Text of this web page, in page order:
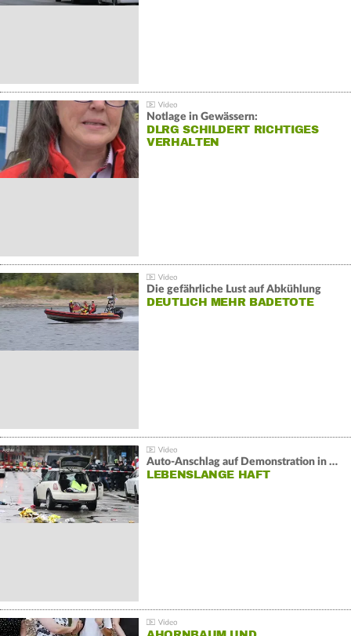
Notlage in Gewässern:
DLRG SCHILDERT RICHTIGES
VERHALTEN
Die gefährliche Lust auf Abkühlung
DEUTLICH MEHR BADETOTE
Auto-Anschlag auf Demonstration in München:
LEBENSLANGE HAFT